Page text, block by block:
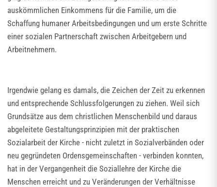
auskömmlichen Einkommens für die Familie, um die
Schaffung humaner Arbeitsbedingungen und um erste Schritte
einer sozialen Partnerschaft zwischen Arbeitgebern und
Arbeitnehmern.
Irgendwie gelang es damals, die Zeichen der Zeit zu erkennen
und entsprechende Schlussfolgerungen zu ziehen. Weil sich
Grundsätze aus dem christlichen Menschenbild und daraus
abgeleitete Gestaltungsprinzipien mit der praktischen
Sozialarbeit der Kirche - nicht zuletzt in Sozialverbänden oder
neu gegründeten Ordensgemeinschaften - verbinden konnten,
hat in der Vergangenheit die Soziallehre der Kirche die
Menschen erreicht und zu Veränderungen der Verhältnisse